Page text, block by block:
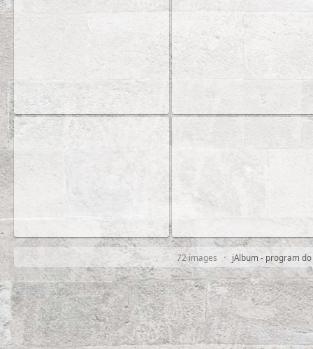
72 images · jAlbum - program